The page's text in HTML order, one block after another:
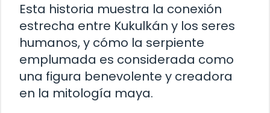
Esta historia muestra la conexión
estrecha entre Kukulkán y los seres
humanos, y cómo la serpiente
emplumada es considerada como
una figura benevolente y creadora
en la mitología maya.